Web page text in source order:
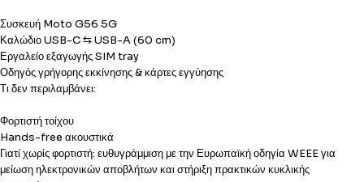
Συσκευή Moto G56 5G
Καλώδιο USB-C ⇆ USB-A (60 cm)
Εργαλείο εξαγωγής SIM tray
Οδηγός γρήγορης εκκίνησης & κάρτες εγγύησης
Τι δεν περιλαμβάνει:
Φορτιστή τοίχου
Hands-free ακουστικά
Γιατί χωρίς φορτιστή: ευθυγράμμιση με την Ευρωπαϊκή οδηγία WEEE για
μείωση ηλεκτρονικών αποβλήτων και στήριξη πρακτικών κυκλικής